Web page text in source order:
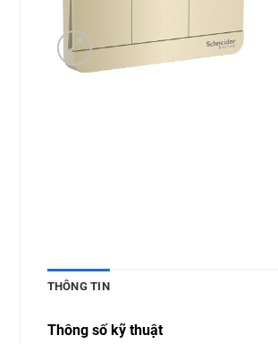
THÔNG TIN
Thông số kỹ thuật